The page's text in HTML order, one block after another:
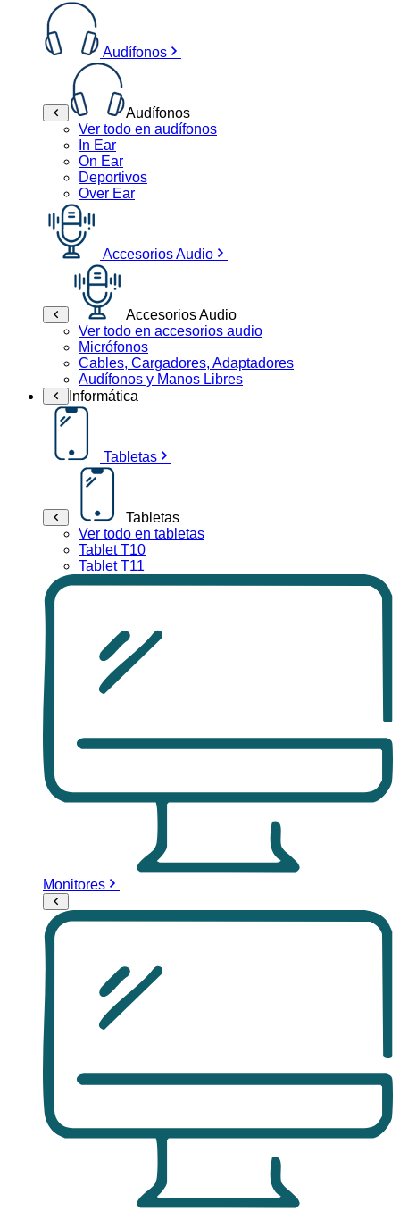
Audífonos
Audífonos
Ver todo en audífonos
In Ear
On Ear
Deportivos
Over Ear
Accesorios Audio
Accesorios Audio
Ver todo en accesorios audio
Micrófonos
Cables, Cargadores, Adaptadores
Audífonos y Manos Libres
Informática
Tabletas
Tabletas
Ver todo en tabletas
Tablet T10
Tablet T11
Monitores